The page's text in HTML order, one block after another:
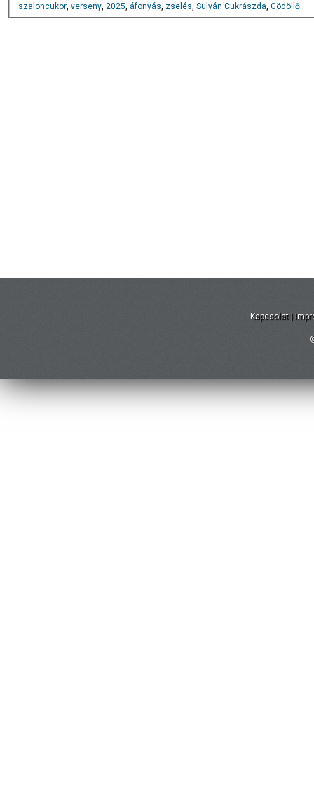
szaloncukor, verseny, 2025, áfonyás, zselés, Sulyán Cukrászda, Gödöllő
Kapcsolat |